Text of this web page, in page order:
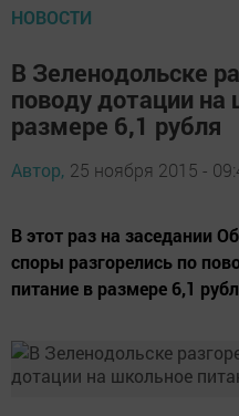
НОВОСТИ
В Зеленодольске
поводу дотации на
размере 6,1 рубля
Автор, 25 ноября 2015 -
В этот раз на заседании
споры разгорелись по
питание в размере 6,1